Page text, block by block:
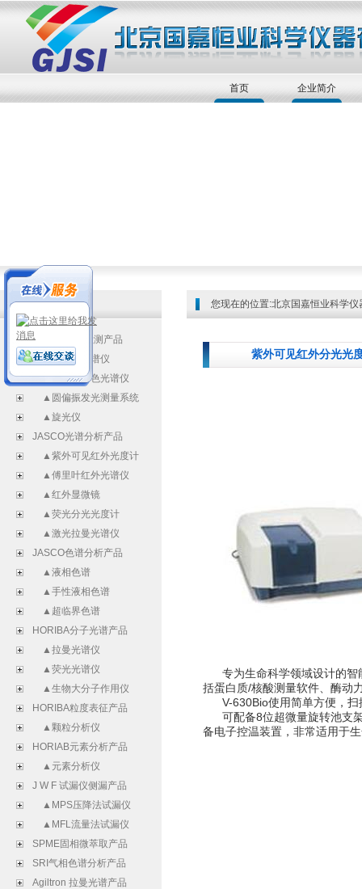
首页 企业简介
JASCO手性检测产品
▲圆二色光谱仪
▲振动圆二色光谱仪
▲圆偏振发光测量系统
▲旋光仪
JASCO光谱分析产品
▲紫外可见红外光度计
▲傅里叶红外光谱仪
▲红外显微镜
▲荧光分光光度计
▲激光拉曼光谱仪
JASCO色谱分析产品
▲液相色谱
▲手性液相色谱
▲超临界色谱
HORIBA分子光谱产品
▲拉曼光谱仪
▲荧光光谱仪
▲生物大分子作用仪
HORIBA粒度表征产品
▲颗粒分析仪
HORIAB元素分析产品
▲元素分析仪
J W F 试漏仪侧漏产品
▲MPS压降法试漏仪
▲MFL流量法试漏仪
SPME固相微萃取产品
SRI气相色谱分析产品
Agiltron 拉曼光谱产品
您现在的位置:北京国嘉恒业科学仪
紫外可见红外分光光
专为生命科学领域设计的
括蛋白质/核酸测量软件、酶动
V-630Bio使用简单方便，扫
可配备8位超微量旋转池支架
备电子控温装置，非常适用于